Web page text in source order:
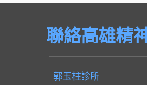
聯絡高雄精
郭玉柱診所